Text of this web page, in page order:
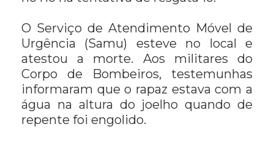
O Serviço de Atendimento Móvel de
Urgência (Samu) esteve no local e
atestou a morte. Aos militares do
Corpo de Bombeiros, testemunhas
informaram que o rapaz estava com a
água na altura do joelho quando de
repente foi engolido.